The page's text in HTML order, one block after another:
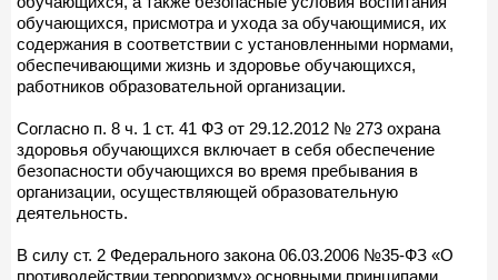
обучающихся, присмотра и ухода за обучающимися, их
содержания в соответствии с установленными нормами,
обеспечивающими жизнь и здоровье обучающихся,
работников образовательной организации.
Согласно п. 8 ч. 1 ст. 41 ФЗ от 29.12.2012 № 273 охрана
здоровья обучающихся включает в себя обеспечение
безопасности обучающихся во время пребывания в
организации, осуществляющей образовательную
деятельность.
В силу ст. 2 Федерального закона 06.03.2006 №35-ФЗ «О
противодействии терроризму» основными принципами